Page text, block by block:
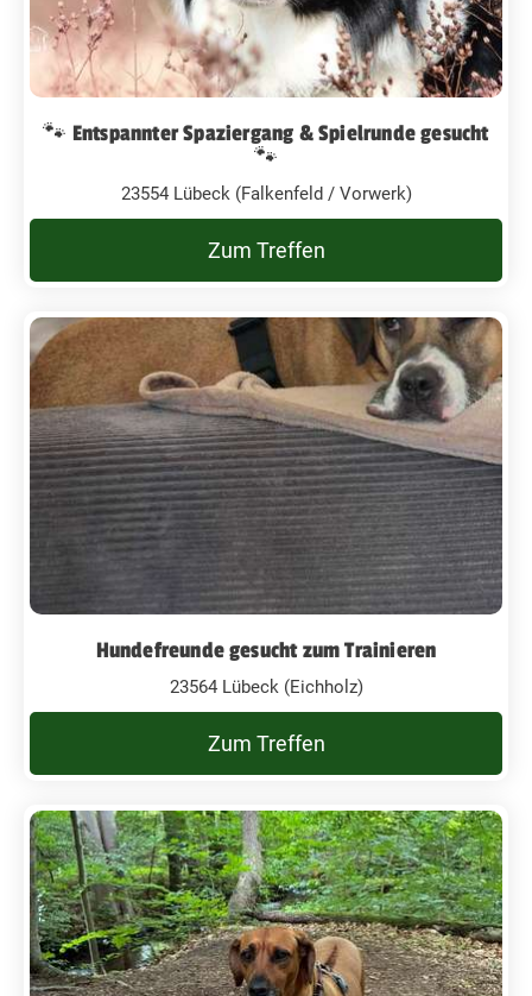
🐾 Entspannter Spaziergang & Spielrunde gesucht
🐾
23554 Lübeck (Falkenfeld / Vorwerk)
Zum Treffen
Hundefreunde gesucht zum Trainieren
23564 Lübeck (Eichholz)
Zum Treffen